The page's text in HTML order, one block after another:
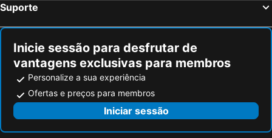
Suporte
Inicie sessão para desfrutar de
vantagens exclusivas para membros
Personalize a sua experiência
Ofertas e preços para membros
Iniciar sessão